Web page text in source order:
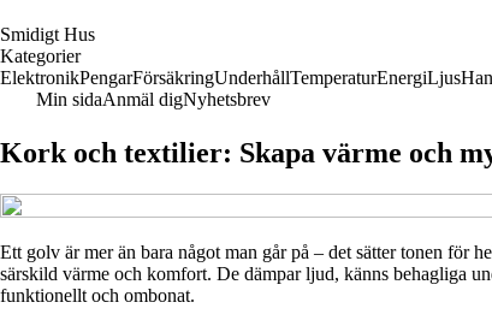
Smidigt Hus
Kategorier
ElektronikPengarFörsäkringUnderhållTemperaturEnergiLjus
Min sidaAnmäl digNyhetsbrev
Kork och textilier: Skapa värme och
Ett golv är mer än bara något man går på – det sätter tonen för
särskild värme och komfort. De dämpar ljud, känns behagliga
funktionellt och ombonat.